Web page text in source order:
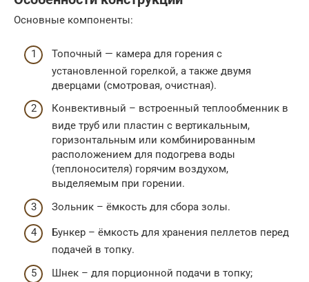
Основные компоненты:
Топочный — камера для горения с
установленной горелкой, а также двумя
дверцами (смотровая, очистная).
Конвективный – встроенный теплообменник в
виде труб или пластин с вертикальным,
горизонтальным или комбинированным
расположением для подогрева воды
(теплоносителя) горячим воздухом,
выделяемым при горении.
Зольник – ёмкость для сбора золы.
Бункер – ёмкость для хранения пеллетов перед
подачей в топку.
Шнек – для порционной подачи в топку;